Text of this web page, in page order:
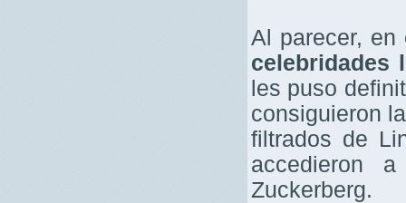
Al parecer,
celebridades
les puso
consiguieron
filtrados de
accedieron
Zuckerberg.